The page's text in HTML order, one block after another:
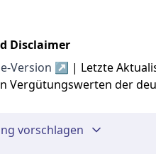
Disclaimer
Version ↗ | Letzte
Vergütungswerten der
vorschlagen